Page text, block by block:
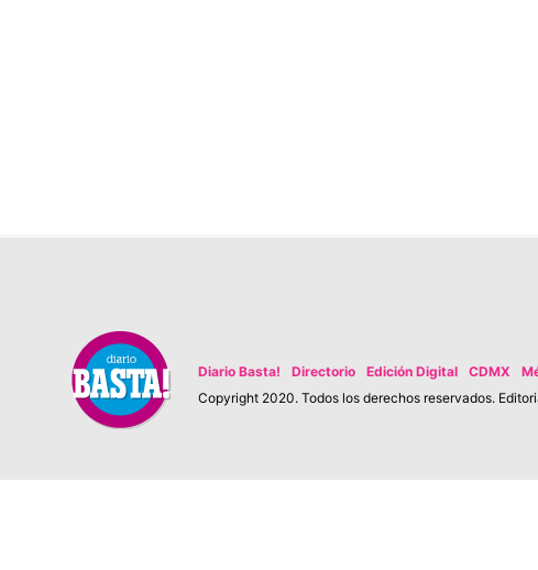
Diario Basta! Directorio Edición Digital CDMX
Copyright 2020. Todos los derechos reservados.